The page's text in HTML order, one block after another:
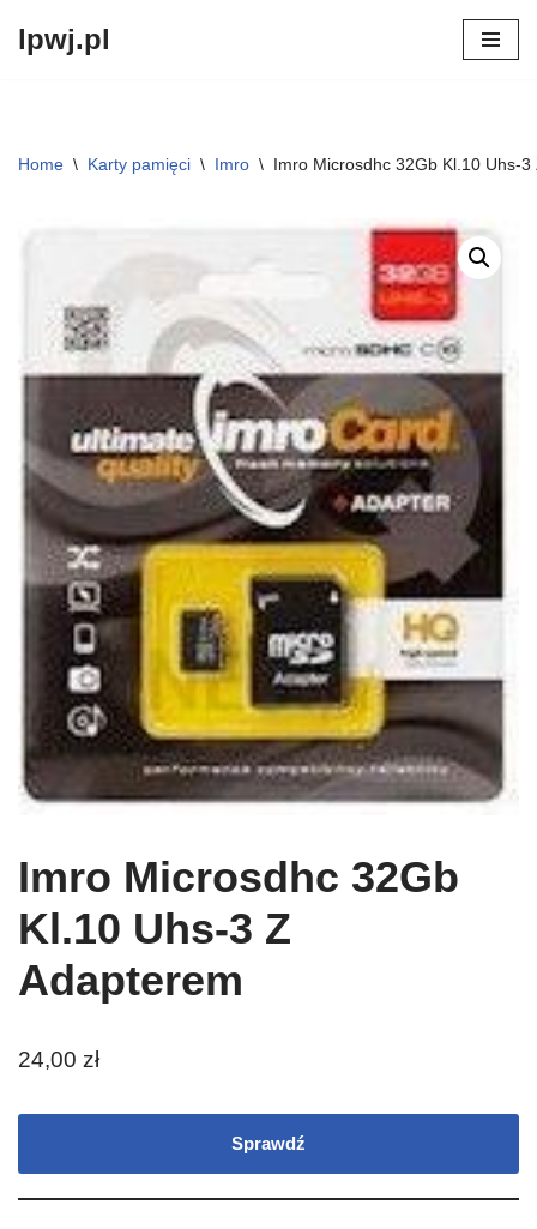
lpwj.pl
Home \ Karty pamięci \ Imro \ Imro Microsdhc 32Gb Kl.10 Uhs-3
Imro Microsdhc 32Gb
Kl.10 Uhs-3 Z
Adapterem
24,00 zł
Sprawdź